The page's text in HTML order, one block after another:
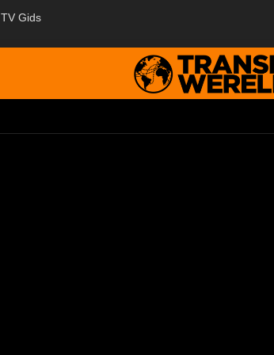
TV Gids